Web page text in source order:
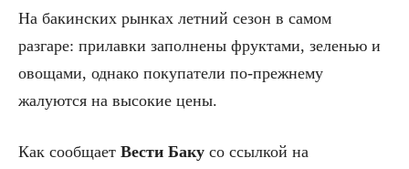
На бакинских рынках летний сезон в самом
разгаре: прилавки заполнены фруктами, зеленью и
овощами, однако покупатели по-прежнему
жалуются на высокие цены.
Как сообщает Вести Баку со ссылкой на